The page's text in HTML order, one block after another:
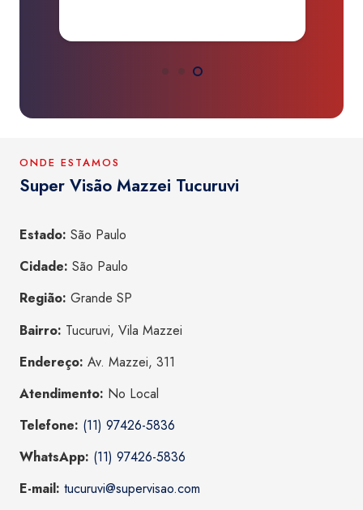
ONDE ESTAMOS
Super Visão Mazzei Tucuruvi
Estado: São Paulo
Cidade: São Paulo
Região: Grande SP
Bairro: Tucuruvi, Vila Mazzei
Endereço: Av. Mazzei, 311
Atendimento: No Local
Telefone: (11) 97426-5836
WhatsApp: (11) 97426-5836
E-mail: tucuruvi@supervisao.com